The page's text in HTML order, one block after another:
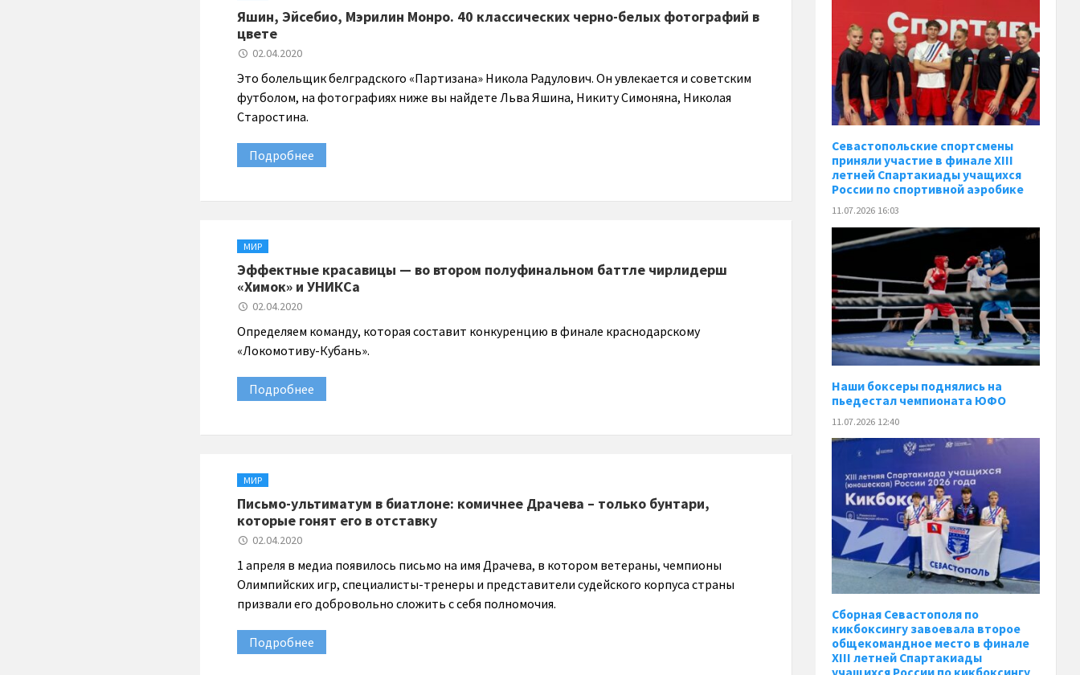
Яшин, Эйсебио, Мэрилин Монро. 40 классических черно-белых фотографий в
цвете
02.04.2020
Это болельщик белградского «Партизана» Никола Радулович. Он увлекается и советским
футболом, на фотографиях ниже вы найдете Льва Яшина, Никиту Симоняна, Николая
Старостина.
Подробнее
МИР
Эффектные красавицы — во втором полуфинальном баттле чирлидерш
«Химок» и УНИКСа
02.04.2020
Определяем команду, которая составит конкуренцию в финале краснодарскому
«Локомотиву-Кубань».
Подробнее
МИР
Письмо-ультиматум в биатлоне: комичнее Драчева – только бунтари,
которые гонят его в отставку
02.04.2020
1 апреля в медиа появилось письмо на имя Драчева, в котором ветераны, чемпионы
Олимпийских игр, специалисты-тренеры и представители судейского корпуса страны
призвали его добровольно сложить с себя полномочия.
Подробнее
Севастопольские спортсмены
приняли участие в финале XIII
летней Спартакиады учащихся
России по спортивной аэробике
11.07.2026 16:03
Наши боксеры поднялись на
пьедестал чемпионата ЮФО
11.07.2026 12:40
Сборная Севастополя по
кикбоксингу завоевала второе
общекомандное место в финале
XIII летней Спартакиады